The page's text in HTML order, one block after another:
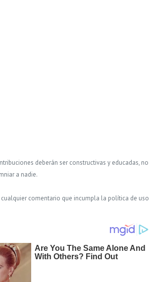
deberán ser constructivas y educadas, no
a nadie.
comentario que incumpla la política de uso